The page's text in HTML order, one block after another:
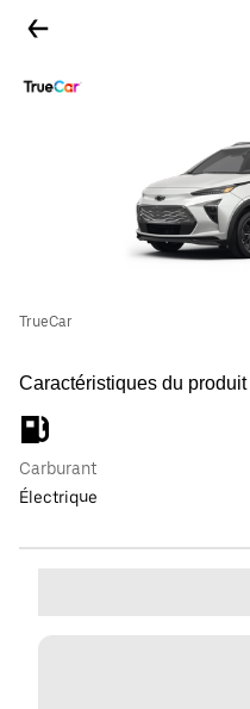
TrueCar
Caractéristiques du produit
Carburant
Électrique